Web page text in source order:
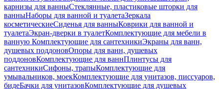
карнизы для ванныСтеклянные, пластиковые шторки для
ванныНаборы для ванной и туалетаЗеркала
косметическиеСиденья для ванныКоврики для ванной и
туалетаЭкран-дверки в туалетКомплектующие для мебели в
ванную Комплектующие для сантехникиЭкраны для ванн,
душевых поддоновОпоры для ванн, душевых
поддоновКомплектующие для ваннПлинтусы для
сантехникиСифоны, трапыКомплектующие для
умывальников, моекКомплектующие для унитазов, писсуаров,
бидеБачки для унитазовКомплектующие для душевых